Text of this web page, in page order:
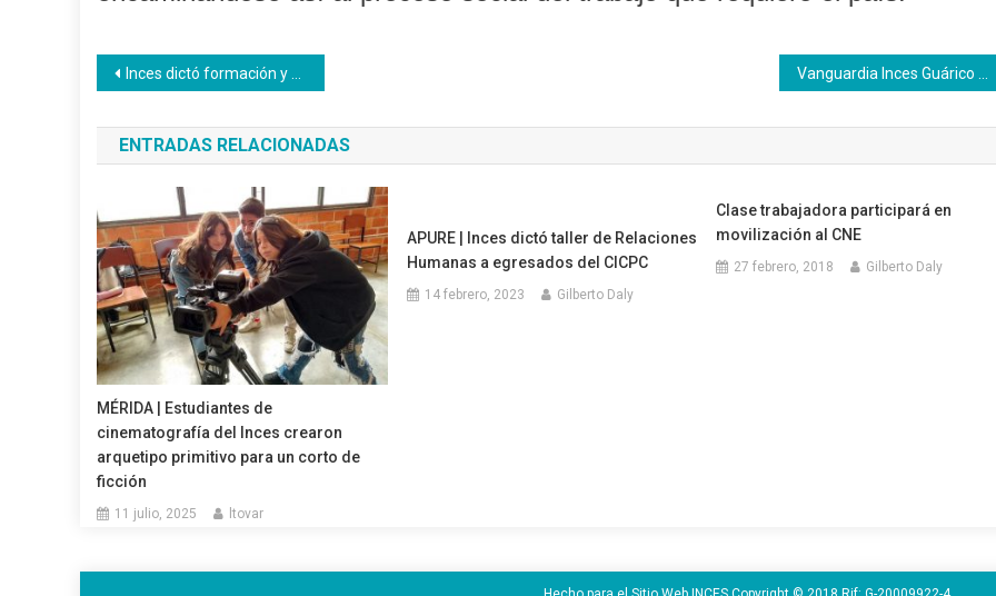
Navegación
de
entradas
Inces dictó formación y certificó al personal docente de la escuela Simón José Arismendi Vanguardia Inces Guárico activa en Jornada de debate reflexivo
ENTRADAS RELACIONADAS
MÉRIDA | Estudiantes de
cinematografía del Inces crearon
arquetipo primitivo para un corto de
ficción
11 julio, 2025 ltovar
APURE | Inces dictó taller de Relaciones
Humanas a egresados del CICPC
14 febrero, 2023 Gilberto Daly
Clase trabajadora participará en
movilización al CNE
27 febrero, 2018 Gilberto Daly